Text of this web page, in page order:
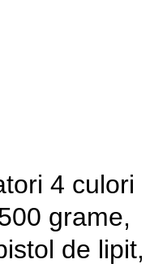
4 culori
grame,
de lipit,